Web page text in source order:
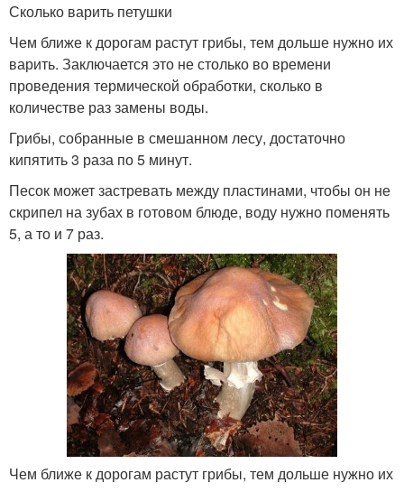
Сколько варить петушки
Чем ближе к дорогам растут грибы, тем дольше нужно их
варить. Заключается это не столько во времени
проведения термической обработки, сколько в
количестве раз замены воды.
Грибы, собранные в смешанном лесу, достаточно
кипятить 3 раза по 5 минут.
Песок может застревать между пластинами, чтобы он не
скрипел на зубах в готовом блюде, воду нужно поменять
5, а то и 7 раз.
Чем ближе к дорогам растут грибы, тем дольше нужно их